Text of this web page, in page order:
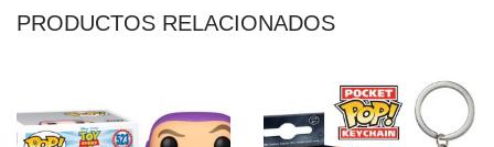
PRODUCTOS RELACIONADOS